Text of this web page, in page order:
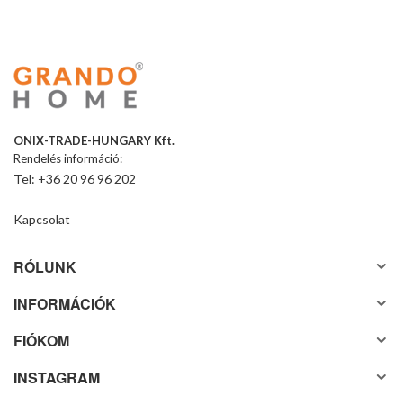
ONIX-TRADE-HUNGARY Kft.
Rendelés információ:
Tel: +36 20 96 96 202
Kapcsolat
RÓLUNK
INFORMÁCIÓK
FIÓKOM
INSTAGRAM